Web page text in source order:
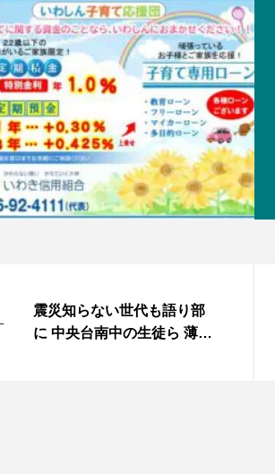
震災知らない世代も語り部
に 中央台南中の生徒ら 薄磯